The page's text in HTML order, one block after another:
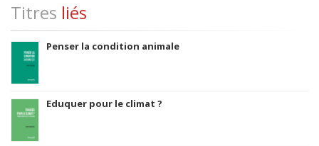
Titres liés
Penser la condition animale
Eduquer pour le climat ?